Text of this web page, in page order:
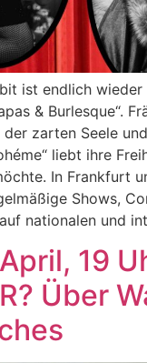
ist endlich
& Burlesque“.
zarten Seele
liebt ihre
In Frankfurt
Shows,
nationalen und
19
Über